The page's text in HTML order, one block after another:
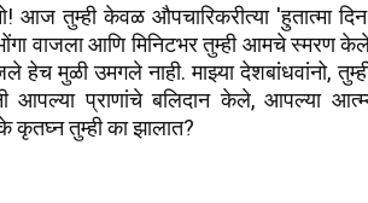
आज तुम्ही केवळ औपचारिकरीत्या 'हुतात्मा
वाजला आणि मिनिटभर तुम्ही आमचे स्मरण
हेच मुळी उमगले नाही. माझ्या देशबांधवांनो,
आपल्या प्राणांचे बलिदान केले, आपल्या
तुम्ही का झालात?